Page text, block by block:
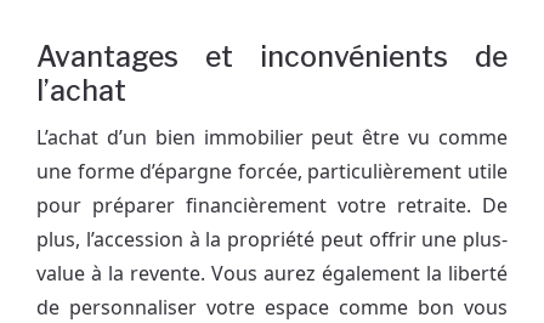
Avantages et inconvénients de
l’achat
L’achat d’un bien immobilier peut être vu comme
une forme d’épargne forcée, particulièrement utile
pour préparer financièrement votre retraite. De
plus, l’accession à la propriété peut offrir une plus-
value à la revente. Vous aurez également la liberté
de personnaliser votre espace comme bon vous